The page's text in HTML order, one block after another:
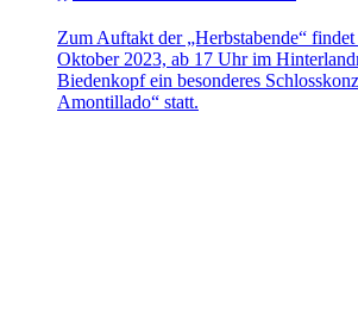
Zum Auftakt der „Herbstabende“
Oktober 2023, ab 17 Uhr im
Biedenkopf ein besonderes
Amontillado“ statt.